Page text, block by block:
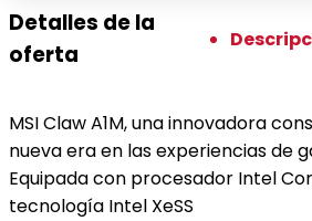
Detalles de la
oferta
MSI Claw A1M, una innovadora
nueva era en las experiencias de
Equipada con procesador Intel
tecnología Intel XeSS